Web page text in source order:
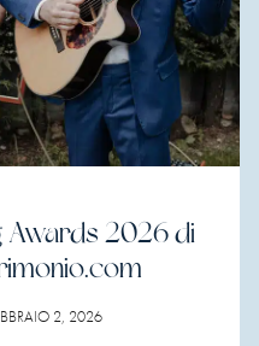
Awards 2026 di
2, 2026